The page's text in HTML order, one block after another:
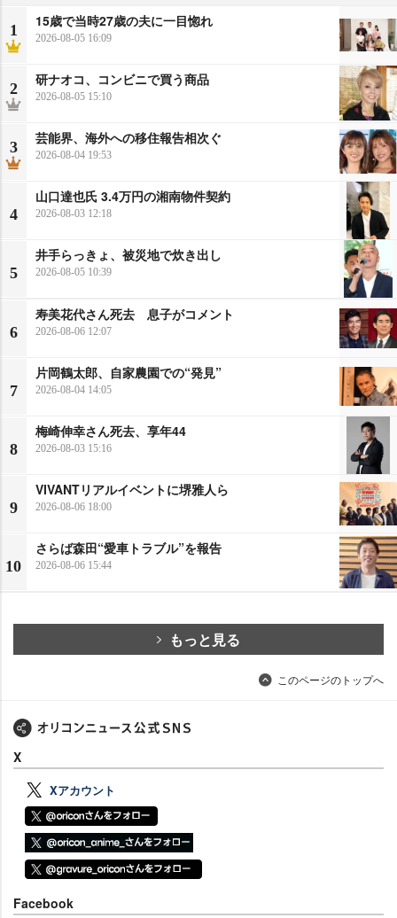
1
15歳で当時27歳の夫に一目惚れ
2026-08-05 16:09
2
研ナオコ、コンビニで買う商品
2026-08-05 15:10
3
芸能界、海外への移住報告相次ぐ
2026-08-04 19:53
4
山口達也氏 3.4万円の湘南物件契約
2026-08-03 12:18
5
井手らっきょ、被災地で炊き出し
2026-08-05 10:39
6
寿美花代さん死去 息子がコメント
2026-08-06 12:07
7
片岡鶴太郎、自家農園での“発見”
2026-08-04 14:05
8
梅崎伸幸さん死去、享年44
2026-08-03 15:16
9
VIVANTリアルイベントに堺雅人ら
2026-08-06 18:00
10
さらば森田“愛車トラブル”を報告
2026-08-06 15:44
もっと見る
このページのトップへ
X
Xアカウント
Facebook